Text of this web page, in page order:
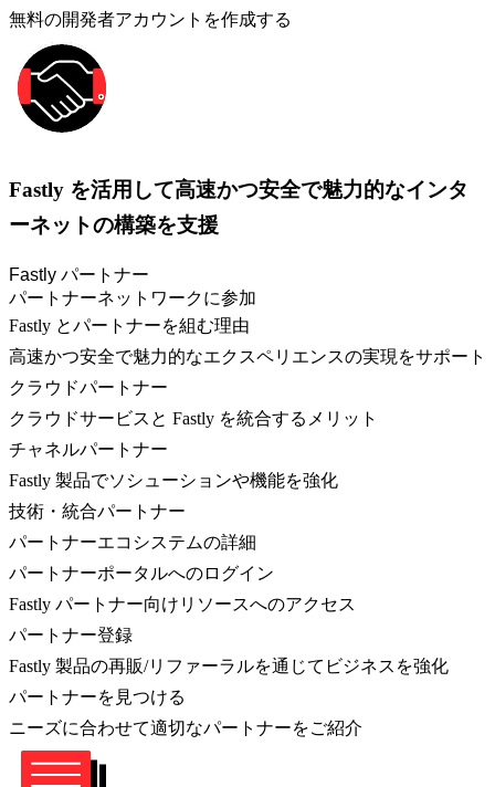
無料の開発者アカウントを作成する
Fastly を活用して高速かつ安全で魅力的なインタ
ーネットの構築を支援
Fastly パートナー
パートナーネットワークに参加
Fastly とパートナーを組む理由
高速かつ安全で魅力的なエクスペリエンスの実現をサポート
クラウドパートナー
クラウドサービスと Fastly を統合するメリット
チャネルパートナー
Fastly 製品でソシューションや機能を強化
技術・統合パートナー
パートナーエコシステムの詳細
パートナーポータルへのログイン
Fastly パートナー向けリソースへのアクセス
パートナー登録
Fastly 製品の再販/リファーラルを通じてビジネスを強化
パートナーを見つける
ニーズに合わせて適切なパートナーをご紹介